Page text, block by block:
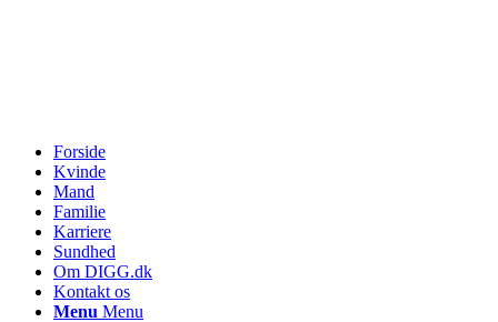
Forside
Kvinde
Mand
Familie
Karriere
Sundhed
Om DIGG.dk
Kontakt os
Menu Menu